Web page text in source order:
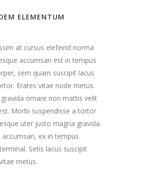
ELEMENTUM
at cursus elefeind norma
accumsan est in tempus
sem quam suscipit lacus
Erates vitae node metus.
gravida ornare non mattis velit
Morbi suspendisse a tortor
uter justo magna gravida.
accumsan, ex in tempus
Setis lacus suscipit
metus.
pamatyti
pasiūlymus.